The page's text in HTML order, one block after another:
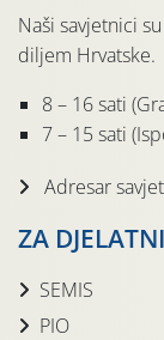
Naši savjetnici
diljem Hrvatske.
8 – 16 sati
7 – 15 sati
Adresar
ZA
SEMIS
PIO